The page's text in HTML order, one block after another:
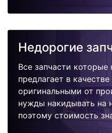
Недорогие
Все запчасти
предлагает в
оригинальными от
нужды накидывать на
поэтому стоимость